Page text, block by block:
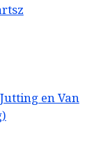
en Van